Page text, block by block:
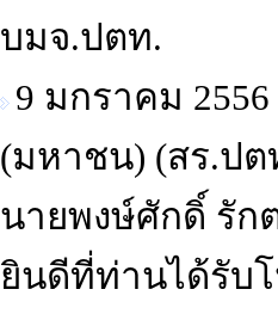
บมจ.ปตท.
9 มกราคม
(มหาชน) (สร.ปต
นายพงษ์ศักดิ์ รัก
ยินดีที่ท่านได้รับ